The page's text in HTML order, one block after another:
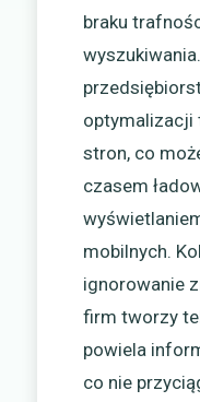
braku
optymalizacji
stron, co
czasem
mobilnych.
ignorowanie
firm tworzy
powiela
co nie